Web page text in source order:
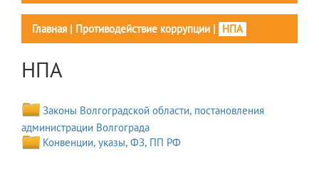
Главная | Противодействие коррупции | НПА
НПА
Законы Волгоградской области, постановления
администрации Волгограда
Конвенции, указы, ФЗ, ПП РФ